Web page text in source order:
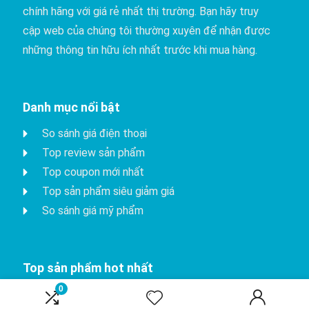
0
chính hãng với giá rẻ nhất thị trường. Bạn hãy truy
cập web của chúng tôi thường xuyên để nhận được
những thông tin hữu ích nhất trước khi mua hàng.
Danh mục nổi bật
So sánh giá điện thoại
Top review sản phẩm
Top coupon mới nhất
Top sản phẩm siêu giảm giá
So sánh giá mỹ phẩm
Top sản phẩm hot nhất
iPhone 15 Pro